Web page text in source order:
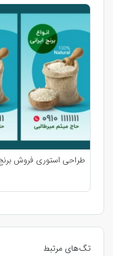
تگ‌های مرتبط
طراحی استوری فروش برنج